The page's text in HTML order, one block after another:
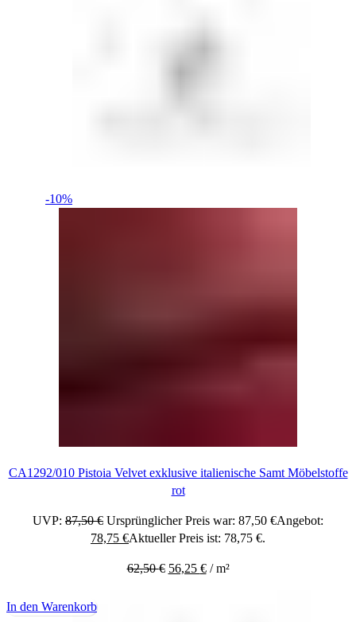
-10%
CA1292/010 Pistoia Velvet exklusive italienische Samt Möbelstoffe
rot
UVP: 87,50€ Ursprünglicher Preis war: 87,50 €Angebot:
78,75 €Aktueller Preis ist: 78,75 €.
62,50€ 56,25 €/m²
In den Warenkorb